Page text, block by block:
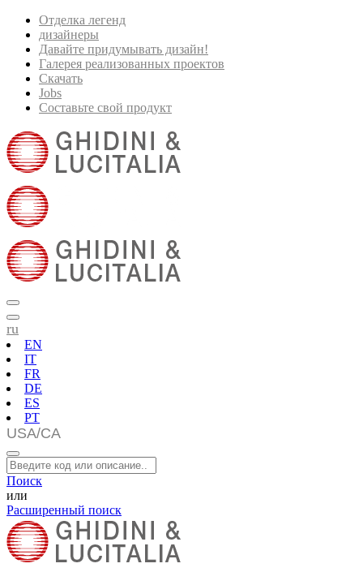
Отделка легенд
дизайнеры
Давайте придумывать дизайн!
Галерея реализованных проектов
Скачать
Jobs
Составьте свой продукт
ru
EN
IT
FR
DE
ES
PT
Поиск
или
Расширенный поиск